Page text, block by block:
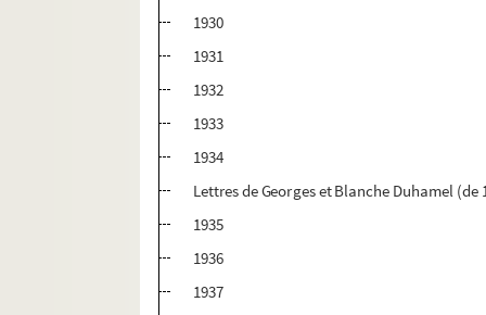
1930
1931
1932
1933
1934
Lettres de Georges et Blanche Duhamel (de
1935
1936
1937